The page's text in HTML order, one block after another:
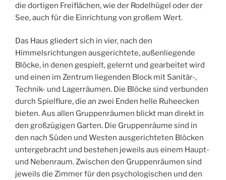
die dortigen Freiflächen, wie der Rodelhügel oder der
See, auch für die Einrichtung von großem Wert.
Das Haus gliedert sich in vier, nach den
Himmelsrichtungen ausgerichtete, außenliegende
Blöcke, in denen gespielt, gelernt und gearbeitet wird
und einen im Zentrum liegenden Block mit Sanitär-,
Technik- und Lagerräumen. Die Blöcke sind verbunden
durch Spielflure, die an zwei Enden helle Ruheecken
bieten. Aus allen Gruppenräumen blickt man direkt in
den großzügigen Garten. Die Gruppenräume sind in
den nach Süden und Westen ausgerichteten Blöcken
untergebracht und bestehen jeweils aus einem Haupt-
und Nebenraum. Zwischen den Gruppenräumen sind
jeweils die Zimmer für den psychologischen und den